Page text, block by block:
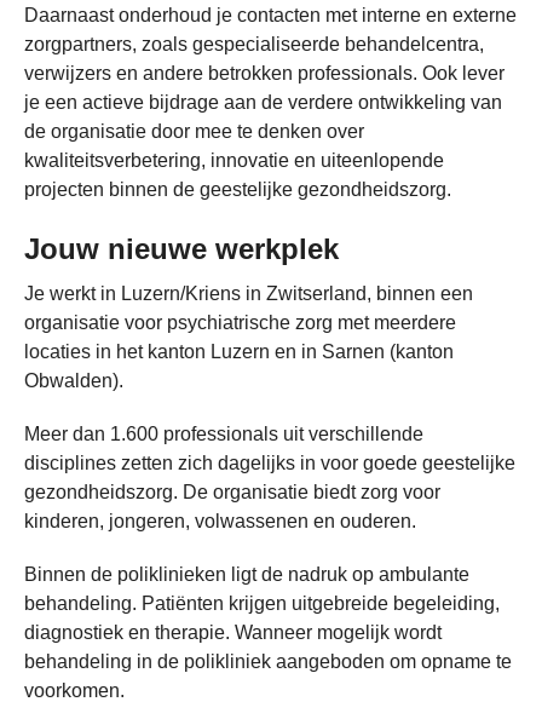
Daarnaast onderhoud je contacten met interne en externe
zorgpartners, zoals gespecialiseerde behandelcentra,
verwijzers en andere betrokken professionals. Ook lever
je een actieve bijdrage aan de verdere ontwikkeling van
de organisatie door mee te denken over
kwaliteitsverbetering, innovatie en uiteenlopende
projecten binnen de geestelijke gezondheidszorg.
Jouw nieuwe werkplek
Je werkt in Luzern/Kriens in Zwitserland, binnen een
organisatie voor psychiatrische zorg met meerdere
locaties in het kanton Luzern en in Sarnen (kanton
Obwalden).
Meer dan 1.600 professionals uit verschillende
disciplines zetten zich dagelijks in voor goede geestelijke
gezondheidszorg. De organisatie biedt zorg voor
kinderen, jongeren, volwassenen en ouderen.
Binnen de poliklinieken ligt de nadruk op ambulante
behandeling. Patiënten krijgen uitgebreide begeleiding,
diagnostiek en therapie. Wanneer mogelijk wordt
behandeling in de polikliniek aangeboden om opname te
voorkomen.